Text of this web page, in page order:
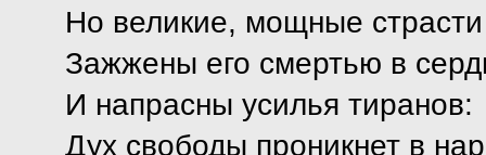
Но великие, мощные страсти
Зажжены его смертью в
И напрасны усилья тиранов:
Дух свободы проникнет в